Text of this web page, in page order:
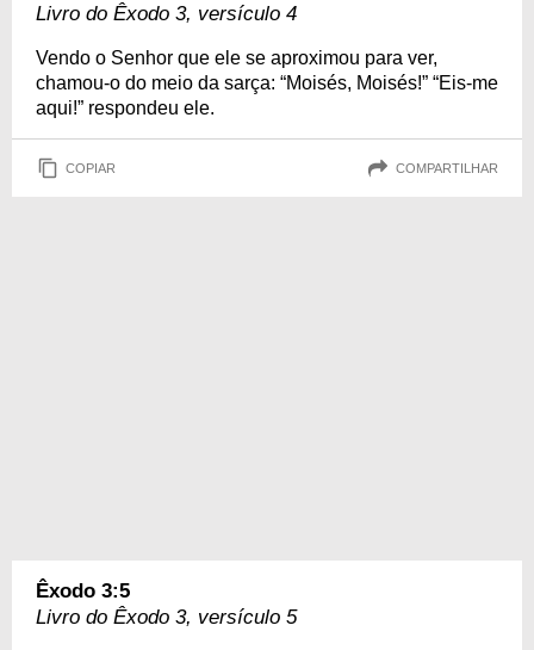
Livro do Êxodo 3, versículo 4
Vendo o Senhor que ele se aproximou para ver,
chamou-o do meio da sarça: “Moisés, Moisés!” “Eis-me
aqui!” respondeu ele.
COPIAR COMPARTILHAR
Êxodo 3:5
Livro do Êxodo 3, versículo 5